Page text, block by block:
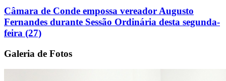
Câmara de Conde empossa vereador Augusto
Fernandes durante Sessão Ordinária desta segunda-
feira (27)
Galeria de Fotos